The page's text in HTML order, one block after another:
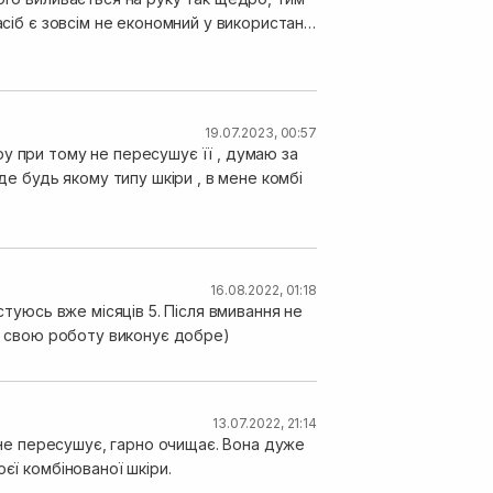
подобається .
19.07.2023, 00:57
16.08.2022, 01:18
вже місяців 5. Після вмивання не
свою роботу виконує добре)
13.07.2022, 21:14
пересушує, гарно очищає. Вона дуже
комбінованої шкіри.